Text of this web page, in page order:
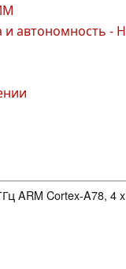
и автономность -
ARM Cortex-A78, 4